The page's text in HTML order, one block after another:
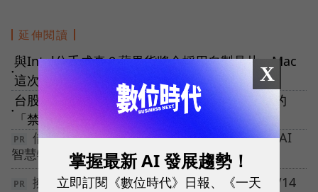
延伸閱讀
●
與Intel分手成真？蘋果貨將全採用自製晶片，Mac
這次為何擁抱ARM架構？
●
台股83天內指數狂奔2956點！史上第４次實施的
「禁空令」是什麼？成效好嗎？
借書居然能像點外送一樣快？台中市政府用 AI
智慧物流讓全城圖書動起來
擁有百萬會員資料，卻無法有效變現？【10/14
X
掌握最新 AI 發展趨勢！
立即訂閱《數位時代》日報、《一天